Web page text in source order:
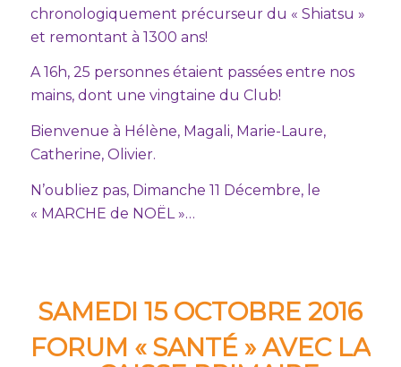
chronologiquement précurseur du « Shiatsu »
et remontant à 1300 ans!
A 16h, 25 personnes étaient passées entre nos
mains, dont une vingtaine du Club!
Bienvenue à Hélène, Magali, Marie-Laure,
Catherine, Olivier.
N’oubliez pas, Dimanche 11 Décembre, le
« MARCHE de NOËL »…
SAMEDI 15 OCTOBRE 2016
FORUM « SANTÉ » AVEC LA